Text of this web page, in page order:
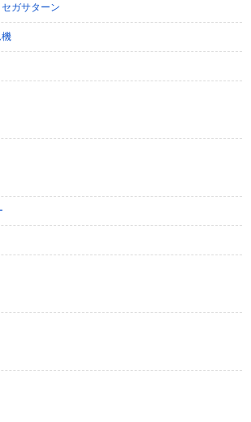
ガサターン
機